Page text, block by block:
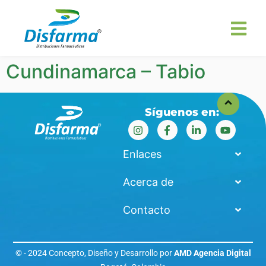
Cundinamarca – Tabio
Síguenos en:
Enlaces
Acerca de
Contacto
© - 2024 Concepto, Diseño y Desarrollo porAMD Agencia Digital